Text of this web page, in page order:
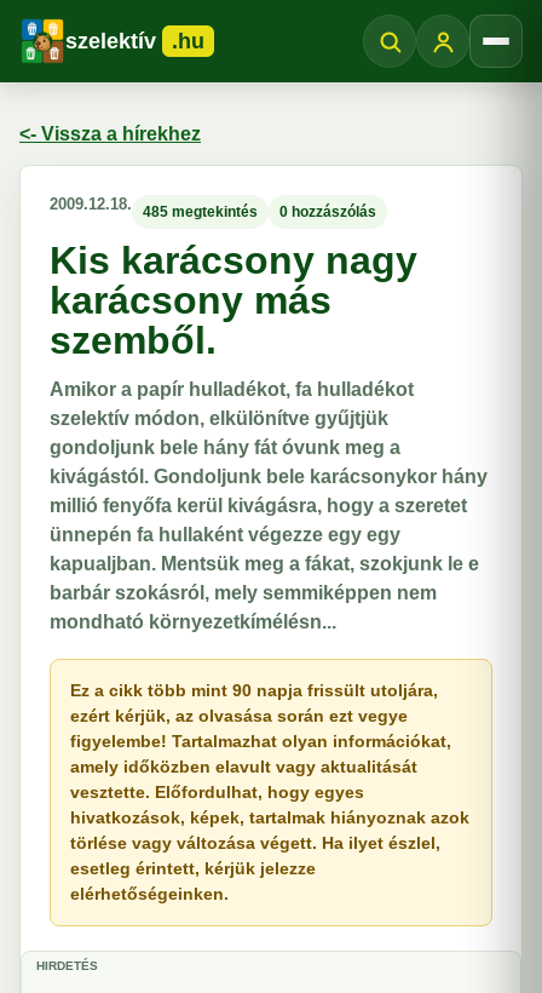
szelektív .hu
<- Vissza a hírekhez
2009.12.18. 485 megtekintés 0 hozzászólás
Kis karácsony nagy
karácsony más
szemből.
Amikor a papír hulladékot, fa hulladékot
szelektív módon, elkülönítve gyűjtjük
gondoljunk bele hány fát óvunk meg a
kivágástól. Gondoljunk bele karácsonykor hány
millió fenyőfa kerül kivágásra, hogy a szeretet
ünnepén fa hullaként végezze egy egy
kapualjban. Mentsük meg a fákat, szokjunk le e
barbár szokásról, mely semmiképpen nem
mondható környezetkímélésn...
Ez a cikk több mint 90 napja frissült utoljára,
ezért kérjük, az olvasása során ezt vegye
figyelembe! Tartalmazhat olyan információkat,
amely időközben elavult vagy aktualitását
vesztette. Előfordulhat, hogy egyes
hivatkozások, képek, tartalmak hiányoznak azok
törlése vagy változása végett. Ha ilyet észlel,
esetleg érintett, kérjük jelezze
elérhetőségeinken.
HIRDETÉS